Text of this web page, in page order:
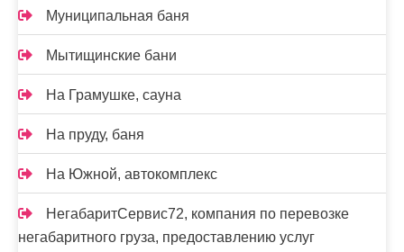
Муниципальная баня
Мытищинские бани
На Грамушке, сауна
На пруду, баня
На Южной, автокомплекс
НегабаритСервис72, компания по перевозке
негабаритного груза, предоставлению услуг